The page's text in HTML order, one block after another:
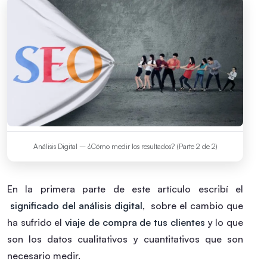
Análisis Digital – ¿Cómo medir los resultados? (Parte 2 de 2)
En la primera parte de este artículo escribí el
significado del análisis digital, sobre el cambio que
ha sufrido elviaje de compra de tus clientes y lo que
son los datos cualitativos y cuantitativos que son
necesario medir.